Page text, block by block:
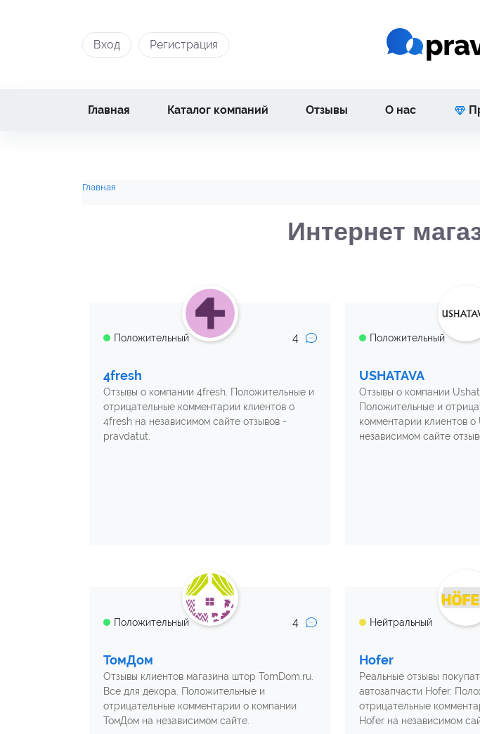
Вход Регистрация
Главная Каталог компаний Отзывы О нас
Главная
Интернет
Положительный 4
4fresh
Отзывы о компании 4fresh. Положительные и
отрицательные комментарии клиентов о
4fresh на независимом сайте отзывов -
pravdatut.
Положительный
USHATAVA
Отзывы о компании
Положительные и
комментарии клиентов о
независимом сайте
Положительный 4
ТомДом
Отзывы клиентов магазина штор TomDom.ru.
Все для декора. Положительные и
отрицательные комментарии о компании
ТомДом на независимом сайте.
Нейтральный
Hofer
Реальные отзывы
автозапчасти Hofer.
отрицательные
Hofer на независимом